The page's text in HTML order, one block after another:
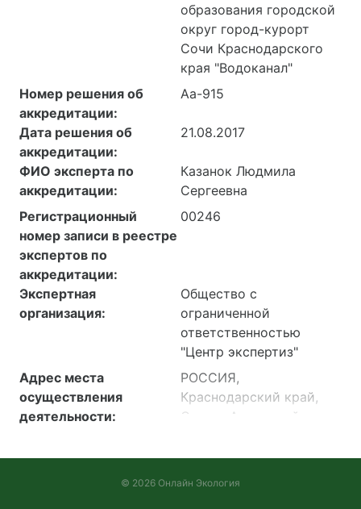
образования городской
округ город-курорт
Сочи Краснодарского
края "Водоканал"
Номер решения об
аккредитации:
Аа-915
Дата решения об
аккредитации:
21.08.2017
ФИО эксперта по
аккредитации:
Казанок Людмила
Сергеевна
Регистрационный
номер записи в реестре
экспертов по
аккредитации:
00246
Экспертная
организация:
Общество с
ограниченной
ответственностью
"Центр экспертиз"
Адрес места
осуществления
деятельности:
РОССИЯ,
Краснодарский край,
Сочи г, Адлерский р-н,
канализации, Литера А–
© 2026 Онлайн Экология